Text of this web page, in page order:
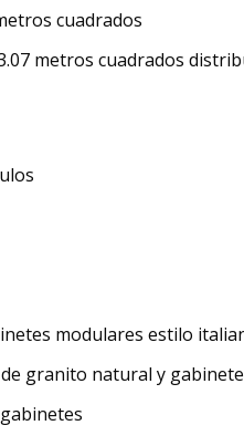
cuadrados
metros cuadrados
modulares estilo
granito natural y